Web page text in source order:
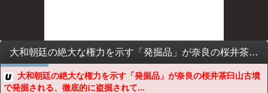
大和朝廷の絶大な権力を示す「発掘品」が奈良の桜井茶臼山古墳で発掘される、徹底的に盗掘されても最新技術で復元することができた
大和朝廷の絶大な権力を示す「発掘品」が奈良の桜井茶臼山古墳
で発掘される、徹底的に盗掘されて...